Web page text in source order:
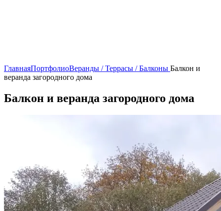
ГлавнаяПортфолиоВеранды / Террасы / Балконы Балкон и
веранда загородного дома
Балкон и веранда загородного дома